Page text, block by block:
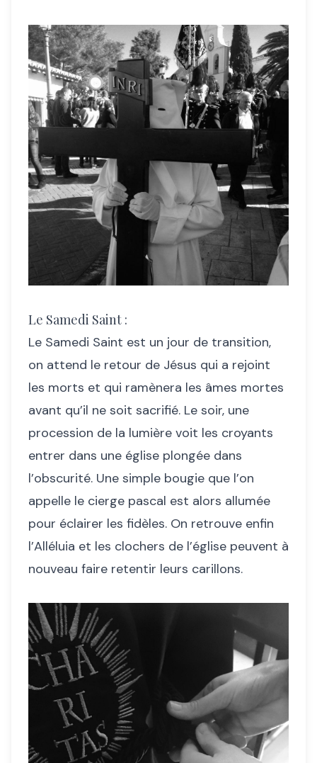
Le Samedi Saint :
Le Samedi Saint est un jour de transition,
on attend le retour de Jésus qui a rejoint
les morts et qui ramènera les âmes mortes
avant qu’il ne soit sacrifié. Le soir, une
procession de la lumière voit les croyants
entrer dans une église plongée dans
l’obscurité. Une simple bougie que l’on
appelle le cierge pascal est alors allumée
pour éclairer les fidèles. On retrouve enfin
l’Alléluia et les clochers de l’église peuvent à
nouveau faire retentir leurs carillons.